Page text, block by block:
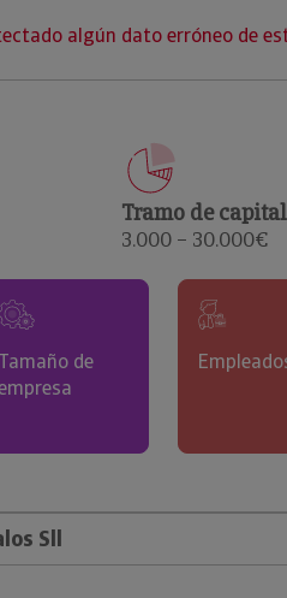
clientes.
algún dato erróneo de
Tramo de
3.000 – 30.000€
Tamaño de
Sll